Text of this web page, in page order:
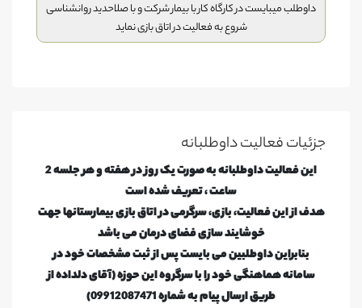
داوطلب میبایست در کارگاه کار با بیمار شرکت و با صلاحدید روانشناسی
شروع به فعالیت در اتاق بازی نماید
جزئیات فعالیت‌ داوطلبانه
این فعالیت داوطلبانه به صورت یک روز در هفته و هر جلسه 2
ساعت ، تعریف شده است
هدف از این فعالیت، بازی، سرگرمی در اتاق بازی بیمارستانها جهت
خوشایند سازی فضای درمان می باشد
بنابراین داوطلبین می بایست پس از ثبت مشخصات خود در
سامانه هماهنگی خود را با سرگروه این حوزه (آقای دلداده از
طریق ارسال پیام به شماره 09912087471)